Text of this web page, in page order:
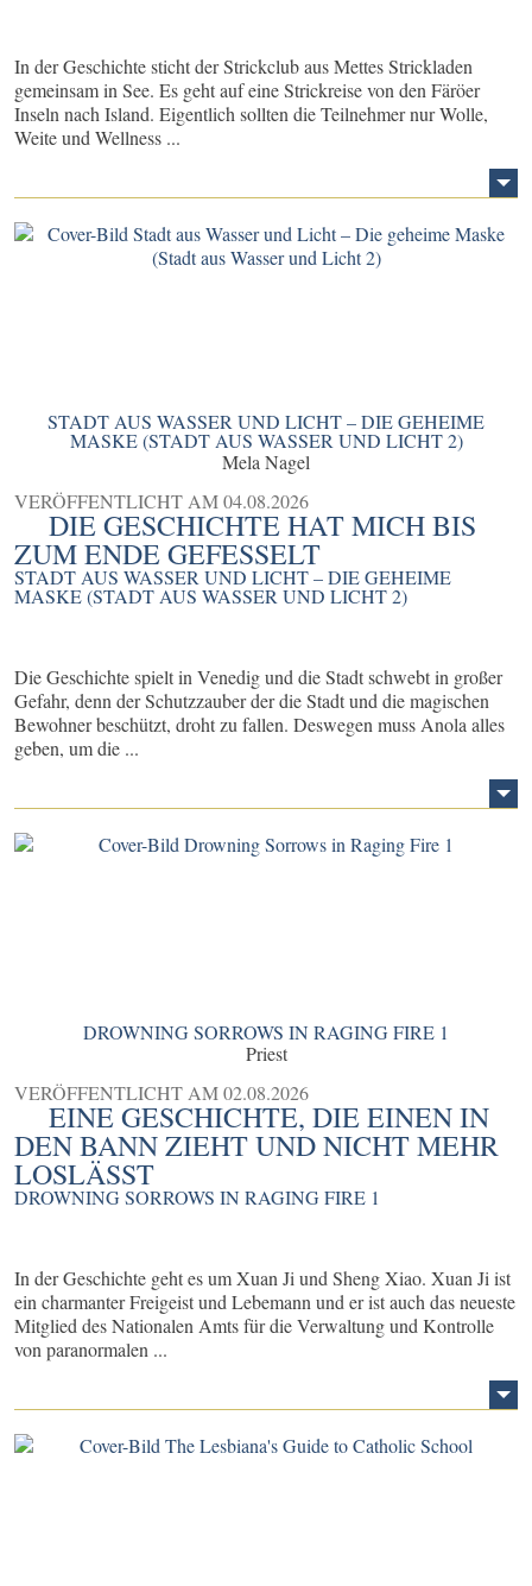
In der Geschichte sticht der Strickclub aus Mettes Strickladen
gemeinsam in See. Es geht auf eine Strickreise von den Färöer
Inseln nach Island. Eigentlich sollten die Teilnehmer nur Wolle,
Weite und Wellness ...
STADT AUS WASSER UND LICHT – DIE GEHEIME
MASKE (STADT AUS WASSER UND LICHT 2)
Mela Nagel
VERÖFFENTLICHT AM04.08.2026
DIE GESCHICHTE HAT MICH BIS
ZUM ENDE GEFESSELT
STADT AUS WASSER UND LICHT – DIE GEHEIME
MASKE (STADT AUS WASSER UND LICHT 2)
Die Geschichte spielt in Venedig und die Stadt schwebt in großer
Gefahr, denn der Schutzzauber der die Stadt und die magischen
Bewohner beschützt, droht zu fallen. Deswegen muss Anola alles
geben, um die ...
DROWNING SORROWS IN RAGING FIRE 1
Priest
VERÖFFENTLICHT AM02.08.2026
EINE GESCHICHTE, DIE EINEN IN
DEN BANN ZIEHT UND NICHT MEHR
LOSLÄSST
DROWNING SORROWS IN RAGING FIRE 1
In der Geschichte geht es um Xuan Ji und Sheng Xiao. Xuan Ji ist
ein charmanter Freigeist und Lebemann und er ist auch das neueste
Mitglied des Nationalen Amts für die Verwaltung und Kontrolle
von paranormalen ...